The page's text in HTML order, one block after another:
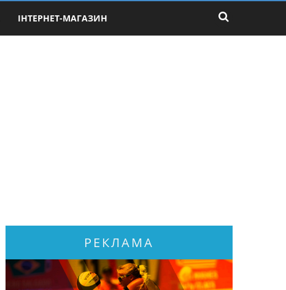
ІНТЕРНЕТ-МАГАЗИН
РЕКЛАМА